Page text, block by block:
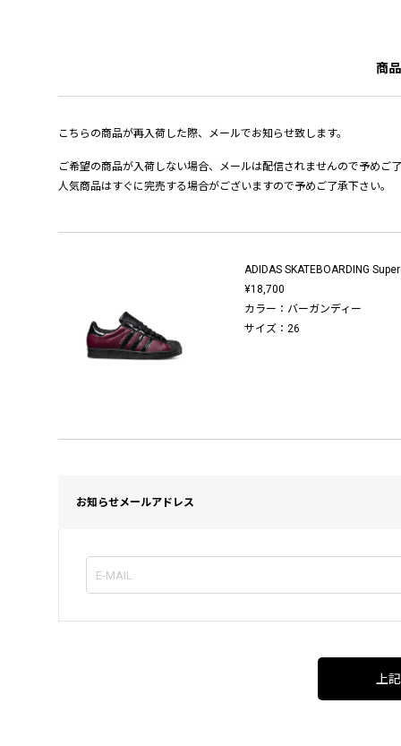
商
こちらの商品が再入荷した際、メールでお知らせ致します。
ご希望の商品が入荷しない場合、メールは配信されませんので予めご
人気商品はすぐに完売する場合がございますので予めご了承下さい。
ADIDAS SKATEBOARDING
¥18,700
カラー：バーガンディー
サイズ：26
お知らせメールアドレス
上